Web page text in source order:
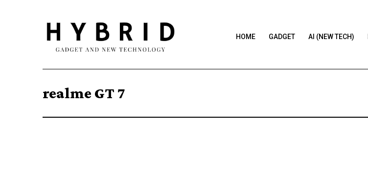
HOME GADGET AI (NEW TECH)
realme GT 7